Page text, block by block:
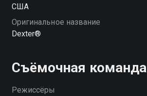
США
Оригинальное название
Dexter®
Съёмочная команда
Режиссёры